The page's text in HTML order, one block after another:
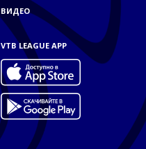
ВИДЕО
VTB LEAGUE APP